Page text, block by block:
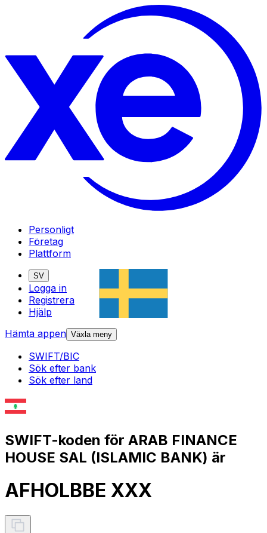
Personligt
Företag
Plattform
SV
Logga in
Registrera
Hjälp
Hämta appen Växla meny
SWIFT/BIC
Sök efter bank
Sök efter land
SWIFT-koden för ARAB FINANCE
HOUSE SAL (ISLAMIC BANK) är
AFHOLBBE XXX